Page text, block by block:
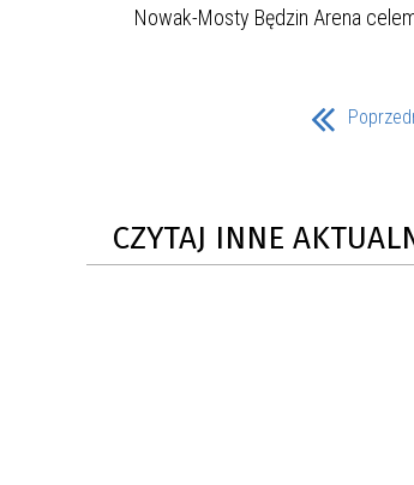
Nowak-Mosty Będzin Arena
CZYTAJ INNE